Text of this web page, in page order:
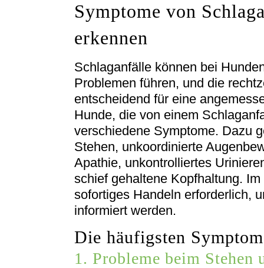
Symptome von
erkennen
Schlaganfälle können bei
Problemen führen, und die
entscheidend für eine
Hunde, die von einem
verschiedene Symptome. Dazu
Stehen, unkoordinierte
Apathie, unkontrolliertes
schief gehaltene Kopfhaltung.
sofortiges Handeln erforderlich,
informiert werden.
Die häufigsten
1. Probleme beim Stehen